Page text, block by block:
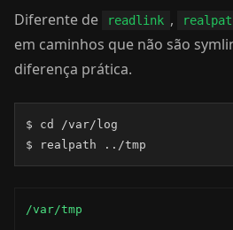
Diferente de readlink ,
em caminhos que não são
diferença prática.
$ cd /var/log
$ realpath ../tmp
/var/tmp